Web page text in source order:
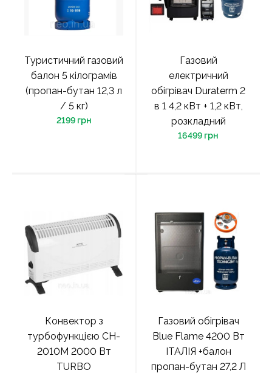
Туристичний газовий
балон 5 кілограмів
(пропан-бутан 12,3 л
/ 5 кг)
2199 грн
Газовий
електричний
обігрівач Duraterm 2
в 1 4,2 кВт + 1,2 кВт,
розкладний
16499 грн
Конвектор з
турбофункцією CH-
2010M 2000 Вт
TURBO
Газовий обігрівач
Blue Flame 4200 Вт
ІТАЛІЯ +балон
пропан-бутан 27,2 Л